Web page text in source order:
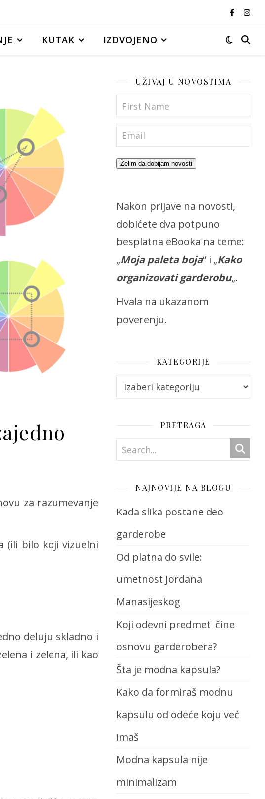
KUTAK IZDVOJENO
za razumevanje
(ili bilo koji vizuelni
deluju skladno i
i zelena, ili kao
UŽIVAJ U NOVOSTIMA
Želim da dobijam novosti
Nakon prijave na novosti,
dobićete dva potpuno
besplatna eBooka na teme:
„Moja paleta boja“ i „Kako
organizovati garderobu„.
Hvala na ukazanom
poverenju.
KATEGORIJE
Kategorije
PRETRAGA
NAJNOVIJE NA BLOGU
Kada slika postane deo
garderobe
Od platna do svile:
umetnost Jordana
Manasijeskog
Koji odevni predmeti čine
osnovu garderobera?
Šta je modna kapsula?
Kako da formiraš modnu
kapsulu od odeće koju već
imaš
Modna kapsula nije
minimalizam